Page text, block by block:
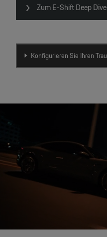
Zum E-Shift Deep
Konfigurieren Sie Ihren